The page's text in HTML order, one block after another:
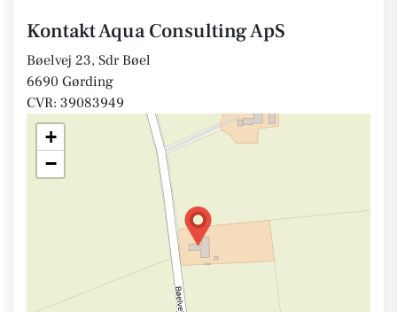
Kontakt Aqua Consulting ApS
Bøelvej 23, Sdr Bøel
6690 Gørding
CVR: 39083949
+
−